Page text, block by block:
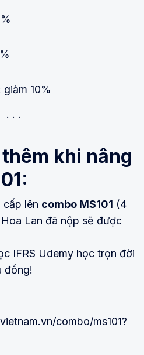
giảm 10%
khi nâng
cấp lên combo MS101 (4
Lan đã nộp sẽ được
IFRS Udemy học trọn đời
đồng!
combo/ms101?